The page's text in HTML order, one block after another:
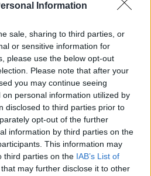
Information
sale, sharing to third parties, or
or sensitive information for
please use the below opt-out
Please note that after your
you may continue seeing
personal information utilized by
disclosed to third parties prior to
opt-out of the further
information by third parties on the
This information may
third parties on the IAB’s List of
that may further disclose it to other
αεροπορικές
περίπου 53 δισ.
αξία από την